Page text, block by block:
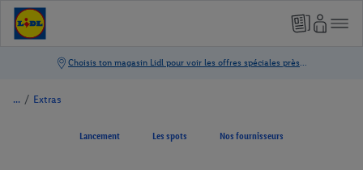
/ Extras
Lancement Les spots Nos fournisseurs